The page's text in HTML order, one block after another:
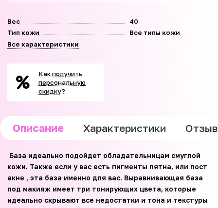
Вес
40
Тип кожи
Все типы кожи
Все характеристики
Как получить
персональную
скидку?
Описание Характеристики
База идеально подойдет обладательницам смуглой
кожи. Также если у вас есть пигменты пятна, или пост
акне , эта база именно для вас. Выравнивающая база
под макияж имеет три тонирующих цвета, которые
идеально скрывают все недостатки и тона и текстуры